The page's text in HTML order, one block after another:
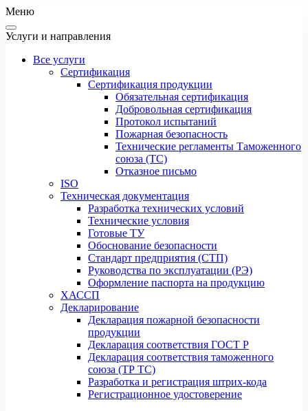
Меню
Услуги и направления
Все услуги
Сертификация
Сертификация продукции
Обязательная сертификация
Добровольная сертификация
Протокол испытаний
Пожарная безопасность
Технические регламенты Таможенного
союза (ТС)
Отказное письмо
ISO
Техническая документация
Разработка технических условий
Технические условия
Готовые ТУ
Обоснование безопасности
Стандарт предприятия (СТП)
Руководства по эксплуатации (РЭ)
Оформление паспорта на продукцию
ХАССП
Декларирование
Декларация пожарной безопасности
продукции
Декларация соответствия ГОСТ Р
Декларация соответствия таможенного
союза (ТР ТС)
Разработка и регистрация штрих-кода
Регистрационное удостоверение